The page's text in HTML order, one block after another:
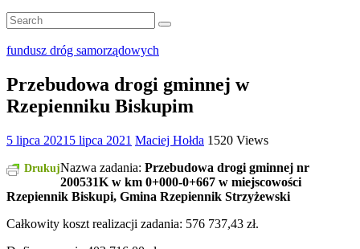
fundusz dróg samorządowych
Przebudowa drogi gminnej w
Rzepienniku Biskupim
5 lipca 2021 5 lipca 2021 Maciej Hołda 1520 Views
DrukujNazwa zadania: Przebudowa drogi gminnej nr
200531K w km 0+000-0+667 w miejscowości
Rzepiennik Biskupi, Gmina Rzepiennik Strzyżewski
Całkowity koszt realizacji zadania: 576 737,43 zł.